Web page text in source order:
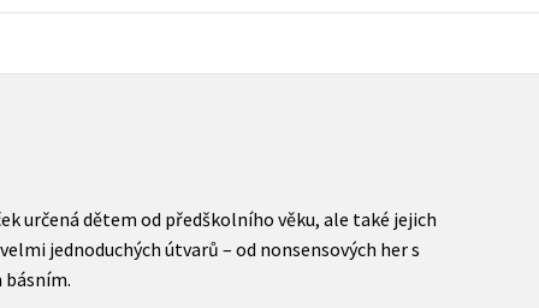
určená dětem od předškolního věku, ale také jejich
jednoduchých útvarů – od nonsensových her s
básním.